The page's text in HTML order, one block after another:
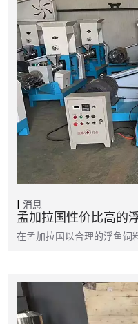
消息
孟加拉国性价比高的
在孟加拉国以合理的浮鱼饲